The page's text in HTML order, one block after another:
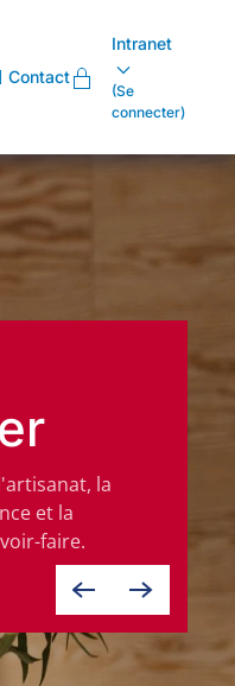
Contact
Intranet
(Se
connecter)
la
et la
faire.